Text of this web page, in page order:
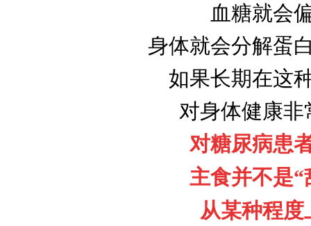
血糖就会
身体就会分解蛋
如果长期在这
对身体健康非
对糖尿病患
主食并不是“
从某种程度